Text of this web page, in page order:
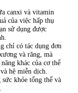
canxi và vitamin
của việc hấp thụ
sử dụng được
chỉ có tác dụng đơn
và răng, mà
khác của cơ thể
hệ miễn dịch.
khỏe tổng thể và